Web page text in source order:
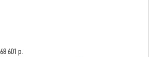
68 601 р.